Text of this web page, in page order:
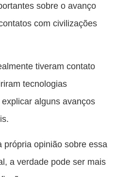
sobre o avanço
com civilizações
tiveram contato
tecnologias
alguns avanços
própria opinião sobre essa
a verdade pode ser mais